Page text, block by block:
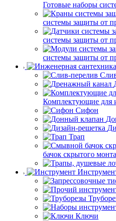
Готовые наборы
системы защиты от
системы защиты от
системы защиты от
Комплектующие для
Сифон
Трап
бачок скрытого
Ключи